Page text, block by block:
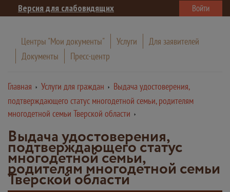
Версия для слабовидящих Войти
Центры "Мои документы" Услуги
Для заявителей
Документы
Пресс-центр
Главная Услуги для граждан
Выдача удостоверения,
подтверждающего статус многодетной семьи, родителям
многодетной семьи Тверской области
Выдача удостоверения,
подтверждающего статус
многодетной семьи,
родителям многодетной семьи
Тверской области